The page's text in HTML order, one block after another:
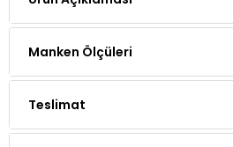
Manken Ölçüleri
Teslimat